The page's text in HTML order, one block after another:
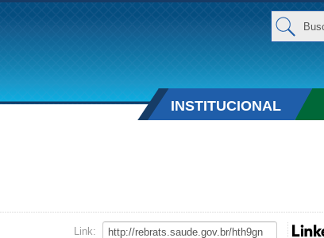
Buscar...
INSTITUCIONAL
Link: